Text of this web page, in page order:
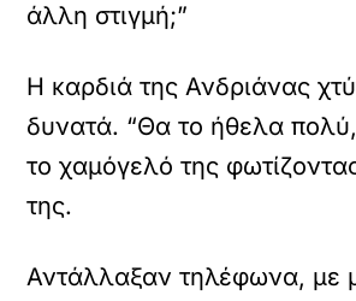
άλλη στιγμή;”
Η καρδιά της Ανδριάνας
δυνατά. “Θα το ήθελα
το χαμόγελό της
της.
Αντάλλαξαν τηλέφωνα, με